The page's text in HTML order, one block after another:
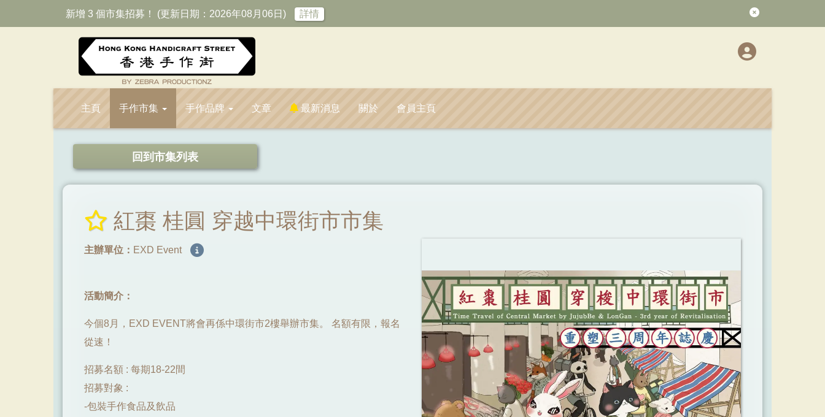
新增 3 個市集招募！ (更新日期：2026年08月06日) 詳情
主頁 手作市集 手作品牌 文章 最新消息 關於 會員主頁
回到市集列表
紅棗 桂圓 穿越中環街市市集
主辦單位： EXD Event
活動簡介：
今個8月，EXD EVENT將會再係中環街市2樓舉辦市集。 名額有限，報名
從速！
招募名額 : 每期18-22間
招募對象 :
-包裝手作食品及飲品